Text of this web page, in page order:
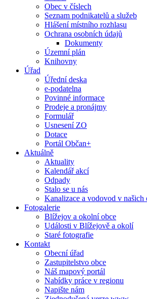
Obec v číslech
Seznam podnikatelů a služeb
Hlášení místního rozhlasu
Ochrana osobních údajů
Dokumenty
Územní plán
Knihovny
Úřad
Úřední deska
e-podatelna
Povinné informace
Prodeje a pronájmy
Formulář
Usnesení ZO
Dotace
Portál Občan+
Aktuálně
Aktuality
Kalendář akcí
Odpady
Stalo se u nás
Kanalizace a vodovod v našich
Fotogalerie
Blížejov a okolní obce
Události v Blížejově a okolí
Staré fotografie
Kontakt
Obecní úřad
Zastupitelstvo obce
Náš mapový portál
Nabídky práce v regionu
Napište nám